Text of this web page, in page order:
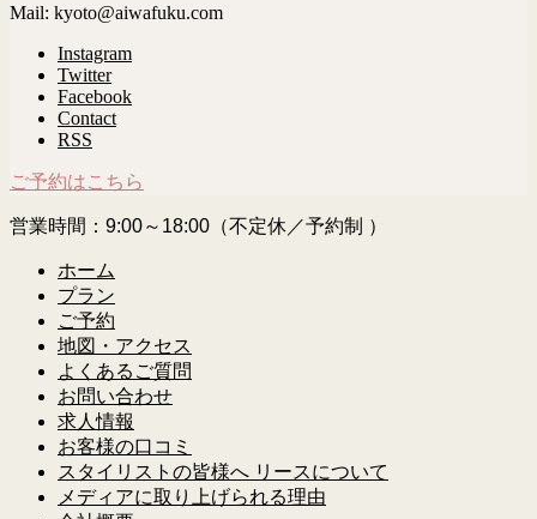
Mail: kyoto@aiwafuku.com
Instagram
Twitter
Facebook
Contact
RSS
ご予約はこちら
営業時間：9:00～18:00（不定休／予約制 ）
ホーム
プラン
ご予約
地図・アクセス
よくあるご質問
お問い合わせ
求人情報
お客様の口コミ
スタイリストの皆様へ リースについて
メディアに取り上げられる理由